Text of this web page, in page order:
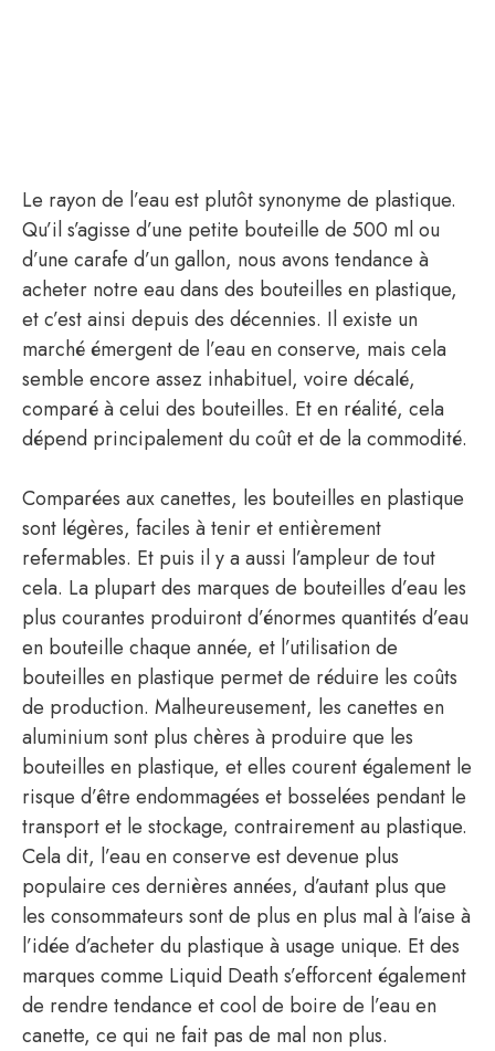
Le rayon de l’eau est plutôt synonyme de plastique.
Qu’il s’agisse d’une petite bouteille de 500 ml ou
d’une carafe d’un gallon, nous avons tendance à
acheter notre eau dans des bouteilles en plastique,
et c’est ainsi depuis des décennies. Il existe un
marché émergent de l’eau en conserve, mais cela
semble encore assez inhabituel, voire décalé,
comparé à celui des bouteilles. Et en réalité, cela
dépend principalement du coût et de la commodité.
Comparées aux canettes, les bouteilles en plastique
sont légères, faciles à tenir et entièrement
refermables. Et puis il y a aussi l’ampleur de tout
cela. La plupart des marques de bouteilles d’eau les
plus courantes produiront d’énormes quantités d’eau
en bouteille chaque année, et l’utilisation de
bouteilles en plastique permet de réduire les coûts
de production. Malheureusement, les canettes en
aluminium sont plus chères à produire que les
bouteilles en plastique, et elles courent également le
risque d’être endommagées et bosselées pendant le
transport et le stockage, contrairement au plastique.
Cela dit, l’eau en conserve est devenue plus
populaire ces dernières années, d’autant plus que
les consommateurs sont de plus en plus mal à l’aise à
l’idée d’acheter du plastique à usage unique. Et des
marques comme Liquid Death s’efforcent également
de rendre tendance et cool de boire de l’eau en
canette, ce qui ne fait pas de mal non plus.